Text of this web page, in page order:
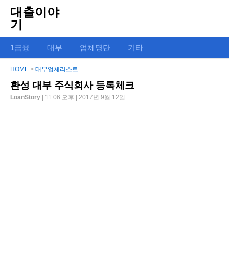
대출이야
기
1금융 대부 업체명단 기타
HOME > 대부업체리스트
환성 대부 주식회사 등록체크
LoanStory | 11:06 오후 | 2017년 9월 12일